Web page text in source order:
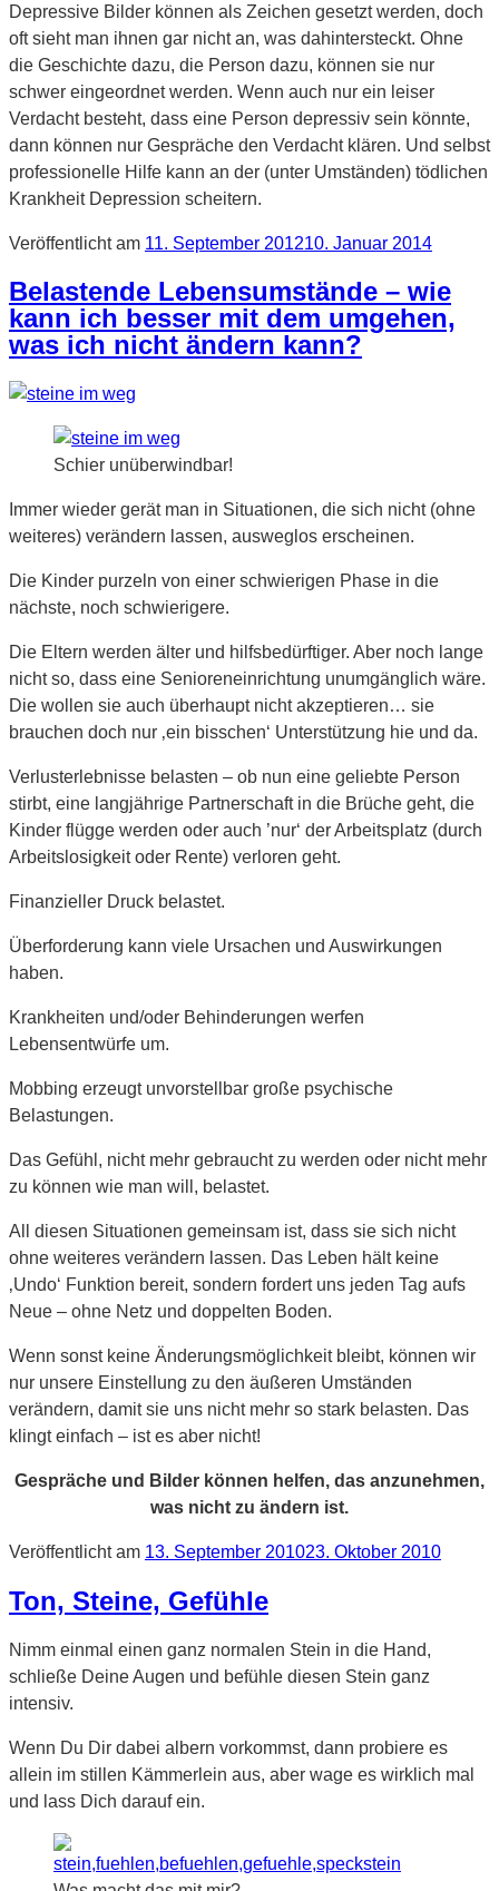
Depressive Bilder können als Zeichen gesetzt werden, doch
oft sieht man ihnen gar nicht an, was dahintersteckt. Ohne
die Geschichte dazu, die Person dazu, können sie nur
schwer eingeordnet werden. Wenn auch nur ein leiser
Verdacht besteht, dass eine Person depressiv sein könnte,
dann können nur Gespräche den Verdacht klären. Und selbst
professionelle Hilfe kann an der (unter Umständen) tödlichen
Krankheit Depression scheitern.
Veröffentlicht am 11. September 201210. Januar 2014
Belastende Lebensumstände – wie
kann ich besser mit dem umgehen,
was ich nicht ändern kann?
Schier unüberwindbar!
Immer wieder gerät man in Situationen, die sich nicht (ohne
weiteres) verändern lassen, ausweglos erscheinen.
Die Kinder purzeln von einer schwierigen Phase in die
nächste, noch schwierigere.
Die Eltern werden älter und hilfsbedürftiger. Aber noch lange
nicht so, dass eine Senioreneinrichtung unumgänglich wäre.
Die wollen sie auch überhaupt nicht akzeptieren… sie
brauchen doch nur ‚ein bisschen‘ Unterstützung hie und da.
Verlusterlebnisse belasten – ob nun eine geliebte Person
stirbt, eine langjährige Partnerschaft in die Brüche geht, die
Kinder flügge werden oder auch ’nur‘ der Arbeitsplatz (durch
Arbeitslosigkeit oder Rente) verloren geht.
Finanzieller Druck belastet.
Überforderung kann viele Ursachen und Auswirkungen
haben.
Krankheiten und/oder Behinderungen werfen
Lebensentwürfe um.
Mobbing erzeugt unvorstellbar große psychische
Belastungen.
Das Gefühl, nicht mehr gebraucht zu werden oder nicht mehr
zu können wie man will, belastet.
All diesen Situationen gemeinsam ist, dass sie sich nicht
ohne weiteres verändern lassen. Das Leben hält keine
‚Undo‘ Funktion bereit, sondern fordert uns jeden Tag aufs
Neue – ohne Netz und doppelten Boden.
Wenn sonst keine Änderungsmöglichkeit bleibt, können wir
nur unsere Einstellung zu den äußeren Umständen
verändern, damit sie uns nicht mehr so stark belasten. Das
klingt einfach – ist es aber nicht!
Gespräche und Bilder können helfen, das anzunehmen,
was nicht zu ändern ist.
Veröffentlicht am 13. September 201023. Oktober 2010
Ton, Steine, Gefühle
Nimm einmal einen ganz normalen Stein in die Hand,
schließe Deine Augen und befühle diesen Stein ganz
intensiv.
Wenn Du Dir dabei albern vorkommst, dann probiere es
allein im stillen Kämmerlein aus, aber wage es wirklich mal
und lass Dich darauf ein.